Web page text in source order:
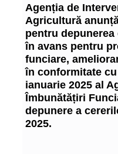
Agenția de
Agricultură
pentru
în avans pentru
funciare,
în conformitate
ianuarie 2025 al
Îmbunătățiri
depunere a
2025.